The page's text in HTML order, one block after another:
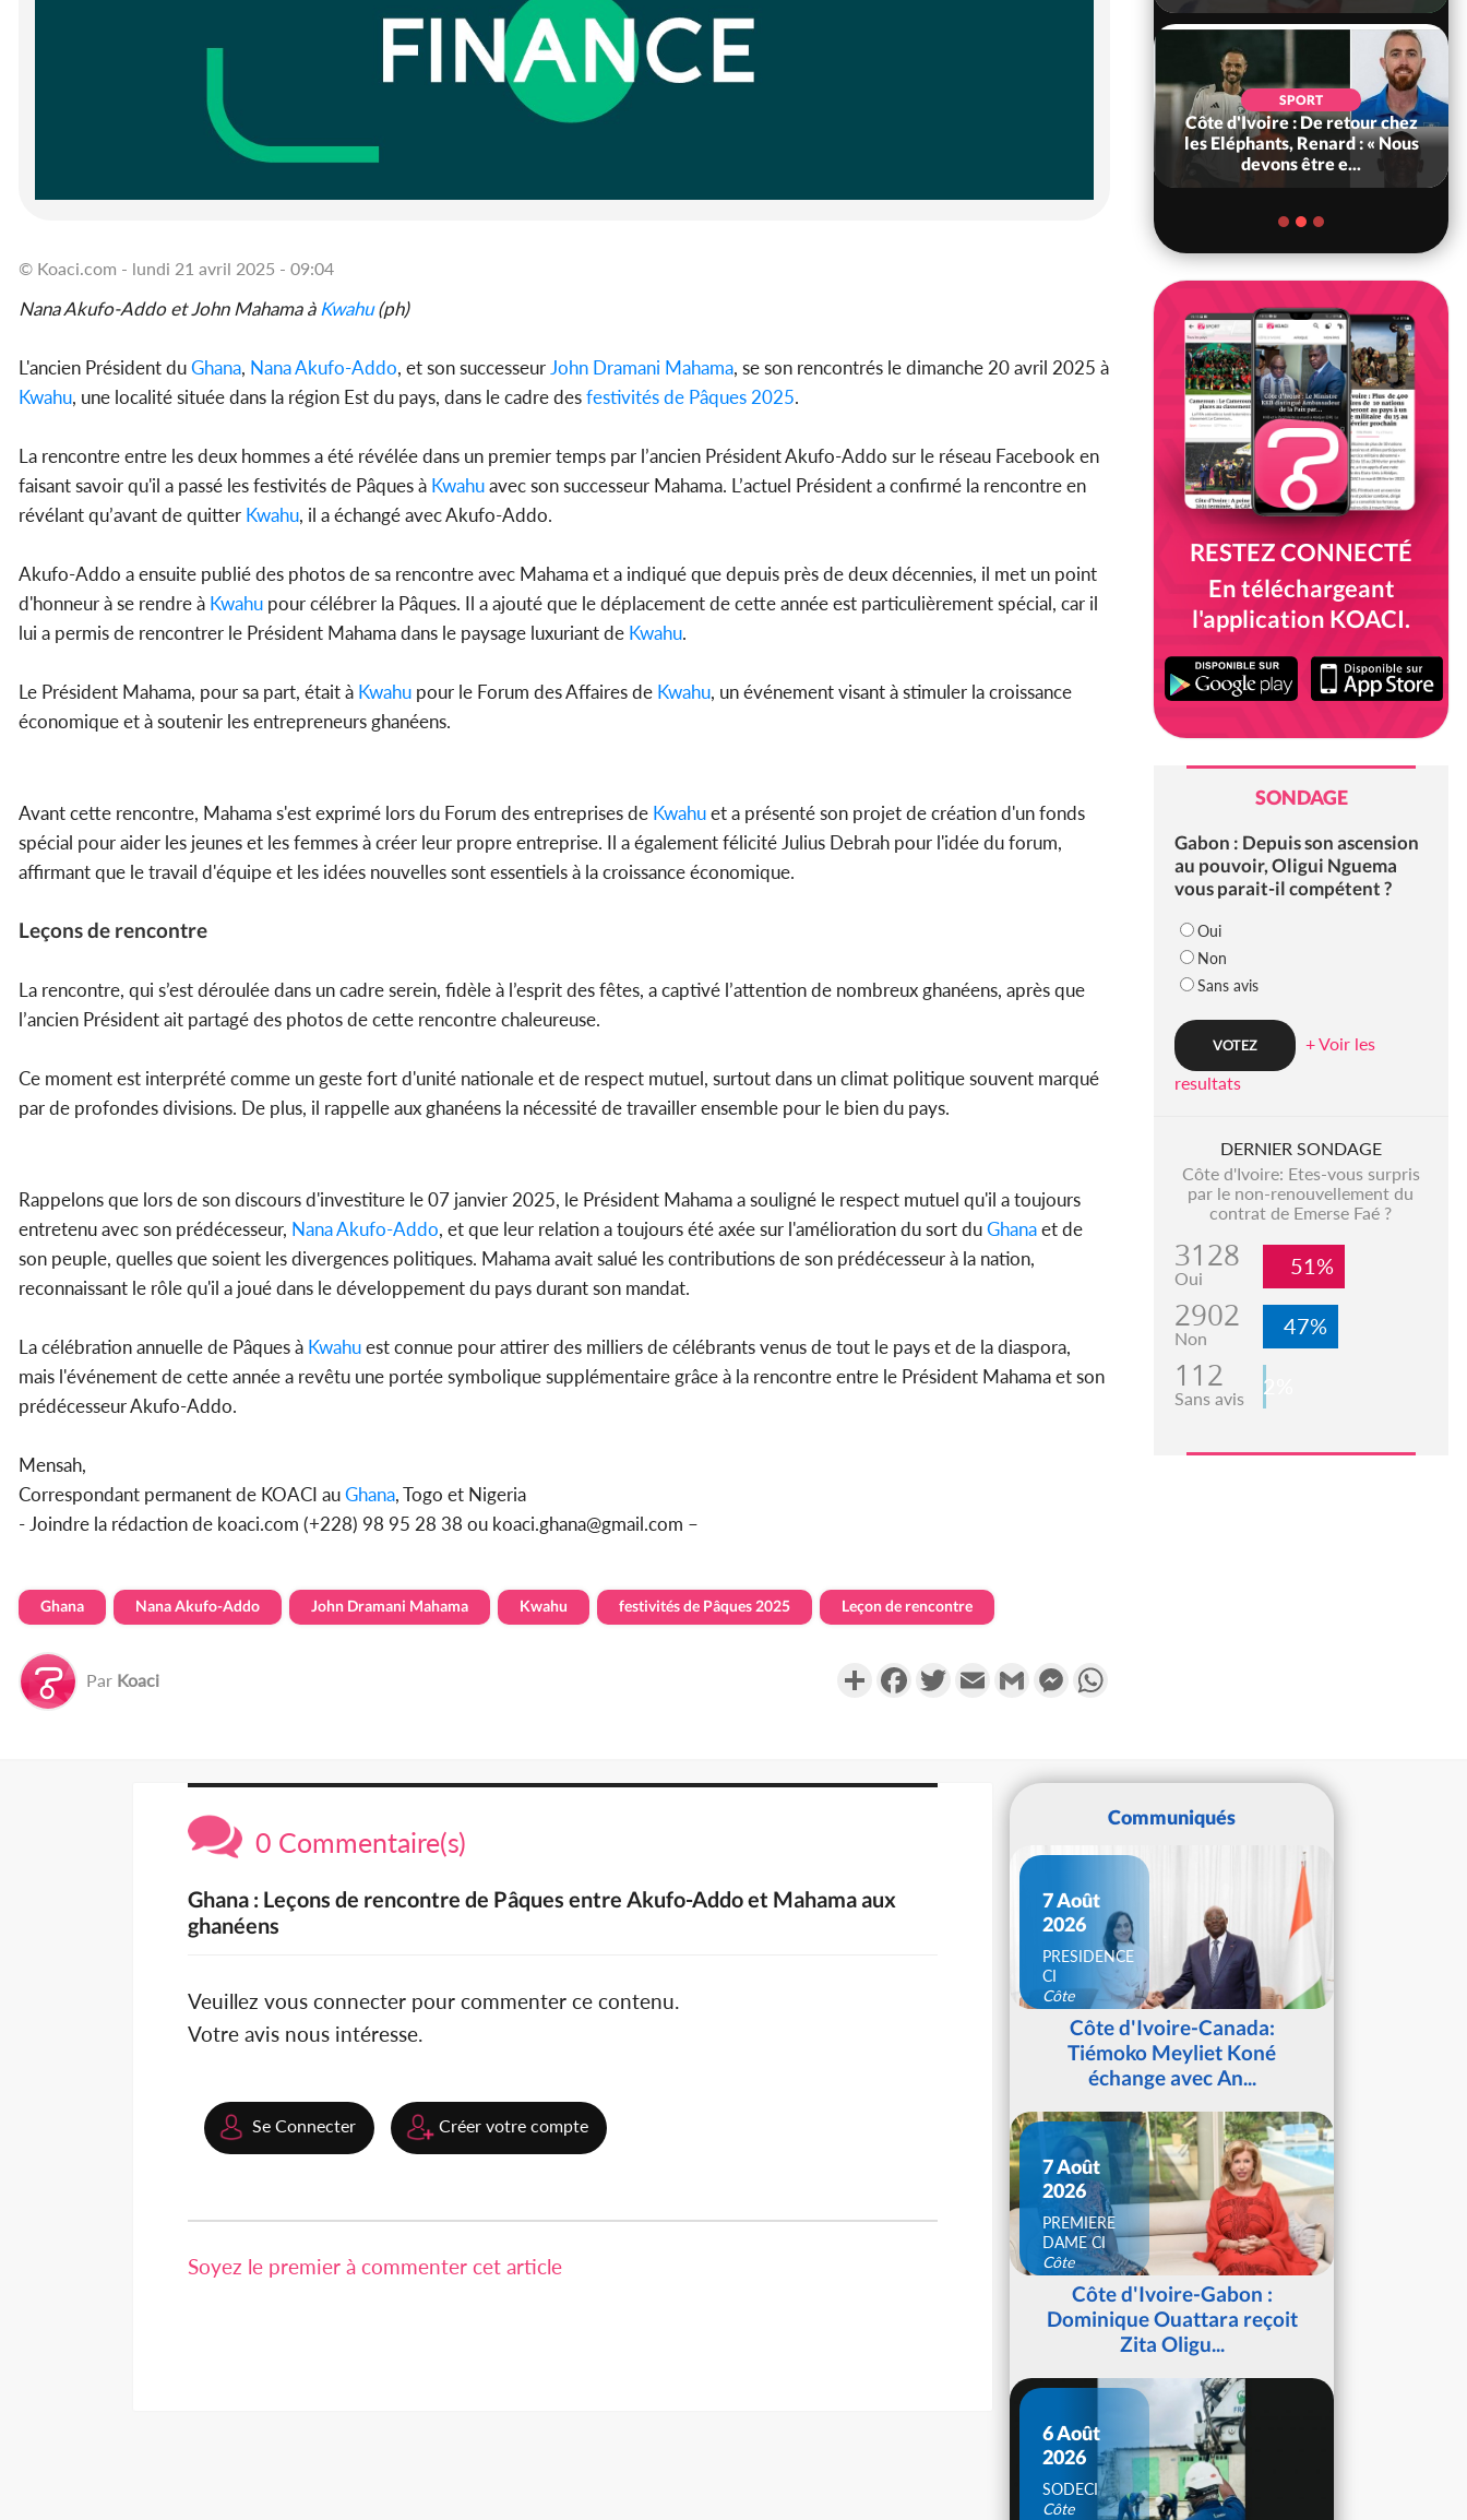
© Koaci.com - lundi 21 avril 2025 - 09:04
Nana Akufo-Addo et John Mahama àKwahu(ph)
L'ancien Président duGhana, Nana Akufo-Addo, et son successeurJohn Dramani Mahama, se son rencontrés le dimanche 20 avril 2025 à
Kwahu, une localité située dans la région Est du pays, dans le cadre desfestivités de Pâques 2025.
La rencontre entre les deux hommes a été révélée dans un premier temps par l’ancien Président Akufo-Addo sur le réseau Facebook en
faisant savoir qu'il a passé les festivités de Pâques à Kwahuavec son successeur Mahama. L’actuel Président a confirmé la rencontre en
révélant qu’avant de quitter Kwahu, il a échangé avec Akufo-Addo.
Akufo-Addo a ensuite publié des photos de sa rencontre avec Mahama et a indiqué que depuis près de deux décennies, il met un point
d'honneur à se rendre à Kwahu pour célébrer la Pâques. Il a ajouté que le déplacement de cette année est particulièrement spécial, car il
lui a permis de rencontrer le Président Mahama dans le paysage luxuriant de Kwahu.
Le Président Mahama, pour sa part, était à Kwahu pour le Forum des Affaires de Kwahu, un événement visant à stimuler la croissance
économique et à soutenir les entrepreneurs ghanéens.
Avant cette rencontre, Mahama s'est exprimé lors du Forum des entreprises de Kwahuet a présenté son projet de création d'un fonds
spécial pour aider les jeunes et les femmes à créer leur propre entreprise. Il a également félicité Julius Debrah pour l'idée du forum,
affirmant que le travail d'équipe et les idées nouvelles sont essentiels à la croissance économique.
Leçons de rencontre
La rencontre, qui s’est déroulée dans un cadre serein, fidèle à l’esprit des fêtes, a captivé l’attention de nombreux ghanéens, après que
l’ancien Président ait partagé des photos de cette rencontre chaleureuse.
Ce moment est interprété comme un geste fort d'unité nationale et de respect mutuel, surtout dans un climat politique souvent marqué
par de profondes divisions. De plus, il rappelle aux ghanéens la nécessité de travailler ensemble pour le bien du pays.
Rappelons que lors de son discours d'investiture le 07 janvier 2025, le Président Mahama a souligné le respect mutuel qu'il a toujours
entretenu avec son prédécesseur, Nana Akufo-Addo, et que leur relation a toujours été axée sur l'amélioration du sort duGhanaet de
son peuple, quelles que soient les divergences politiques. Mahama avait salué les contributions de son prédécesseur à la nation,
reconnaissant le rôle qu'il a joué dans le développement du pays durant son mandat.
La célébration annuelle de Pâques à Kwahuest connue pour attirer des milliers de célébrants venus de tout le pays et de la diaspora,
mais l'événement de cette année a revêtu une portée symbolique supplémentaire grâce à la rencontre entre le Président Mahama et son
prédécesseur Akufo-Addo.
Mensah,
Correspondant permanent de KOACI auGhana, Togo et Nigeria
- Joindre la rédaction de koaci.com (+228) 98 95 28 38 ou koaci.ghana@gmail.com –
Ghana Nana Akufo-Addo John Dramani Mahama Kwahu festivités de Pâques 2025 Leçon de rencontre
Par Koaci PartagerFacebookTwitterEmail Gmail Messenger
SPORT
Côte d'Ivoire : De retour chez
les Eléphants, Renard : « Nous
devons être e...
RESTEZ CONNECTÉ
En téléchargeant
l'application KOACI.
SONDAGE
Gabon : Depuis son ascension
au pouvoir, Oligui Nguema
vous parait-il compétent ?
Oui
Non
Sans avis
+ Voir les
resultats
DERNIER SONDAGE
Côte d'Ivoire: Etes-vous surpris
par le non-renouvellement du
contrat de Emerse Faé ?
3128
Oui 51%
2902
Non 47%
112
Sans avis 2%
0 Commentaire(s)
Ghana : Leçons de rencontre de Pâques entre Akufo-Addo et Mahama aux
ghanéens
Veuillez vous connecter pour commenter ce contenu.
Votre avis nous intéresse.
Se Connecter Créer votre compte
Soyez le premier à commenter cet article
Communiqués
7 Août
2026
PRESIDENCE
CI
Côte
d'IvoireCôte d'Ivoire-Canada:
Tiémoko Meyliet Koné
échange avec An...
7 Août
2026
PREMIERE
DAME CI
Côte
d'IvoireCôte d'Ivoire-Gabon :
Dominique Ouattara reçoit
Zita Oligu...
6 Août
2026
SODECI
Côte